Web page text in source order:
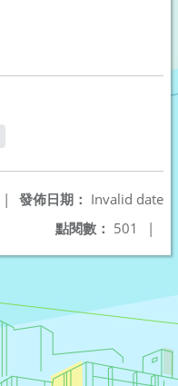
發佈日期： Invalid date
|
點閱數： 501 |